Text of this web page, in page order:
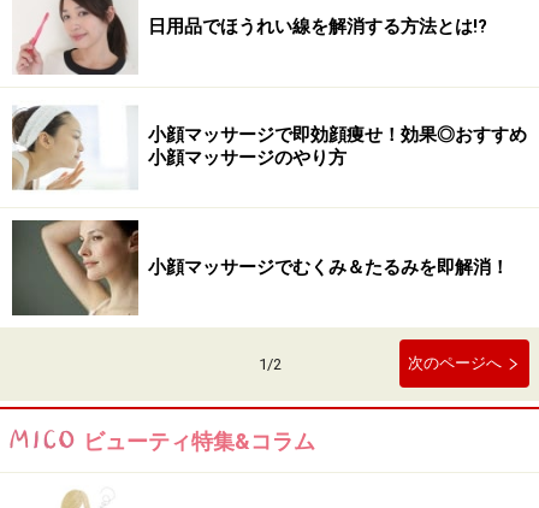
日用品でほうれい線を解消する方法とは!?
小顔マッサージで即効顔痩せ！効果◎おすすめ
小顔マッサージのやり方
小顔マッサージでむくみ＆たるみを即解消！
1/2 次のページへ
ビューティ特集&コラム